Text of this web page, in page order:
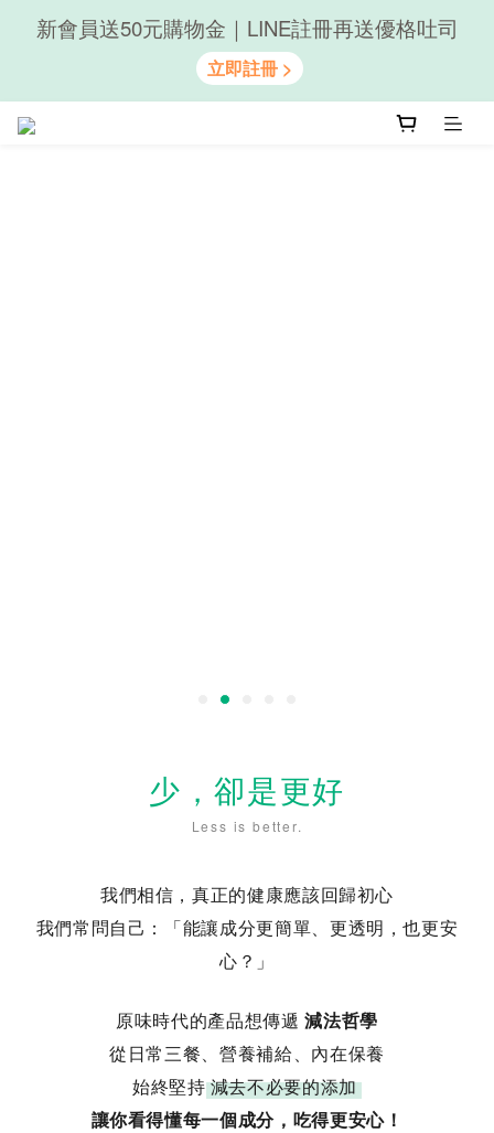
隨心享受｜貝果任選6組$899
少，卻是更好
Less is better.
我們相信，真正的健康應該回歸初心
我們常問自己：「能讓成分更簡單、更透明，也更安
心？」
原味時代的產品想傳遞減法哲學
從日常三餐、營養補給、內在保養
始終堅持 減去不必要的添加
讓你看得懂每一個成分，吃得更安心！